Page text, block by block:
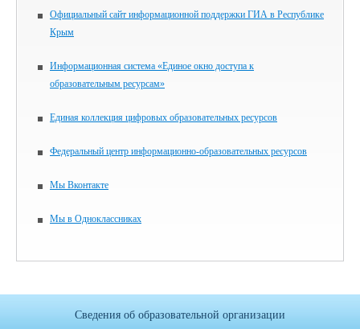
Официальный сайт информационной поддержки ГИА в Республике
Крым
Информационная система «Единое окно доступа к
образовательным ресурсам»
Единая коллекция цифровых образовательных ресурсов
Федеральный центр информационно-образовательных ресурсов
Мы Вконтакте
Мы в Одноклассниках
Сведения об образовательной организации